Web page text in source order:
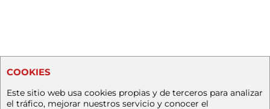
COOKIES
Este sitio web usa cookies propias y de terceros para analizar
el tráfico, mejorar nuestros servicio y conocer el